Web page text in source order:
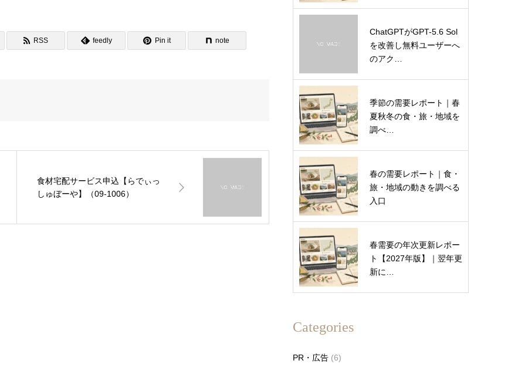
RSS feedly Pin it note
食材宅配サービス申込【らでぃっ
しゅぼーや】（09-1006）
ChatGPTがGPT-5.6 Sol
を改善し無料ユーザーへ
のアク…
季節の需要レポート｜春
夏秋冬の食・旅・地域を
調べ…
春の需要レポート｜食・
旅・地域の動きを調べる
入口
春需要の年次更新レポー
ト【2027年版】｜翌年更
新に…
Categories
PR・広告 (6)